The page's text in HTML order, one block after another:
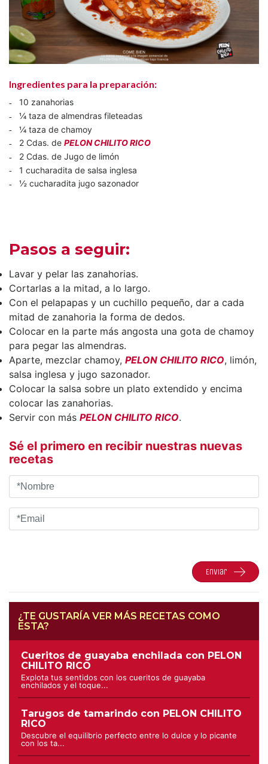
Ingredientes para la preparación:
10 zanahorias
¼ taza de almendras fileteadas
¼ taza de chamoy
2 Cdas. de PELON CHILITO RICO
2 Cdas. de Jugo de limón
1 cucharadita de salsa inglesa
½ cucharadita jugo sazonador
Pasos a seguir:
Lavar y pelar las zanahorias.
Cortarlas a la mitad, a lo largo.
Con el pelapapas y un cuchillo pequeño, dar a cada
mitad de zanahoria la forma de dedos.
Colocar en la parte más angosta una gota de chamoy
para pegar las almendras.
Aparte, mezclar chamoy, PELON CHILITO RICO, limón,
salsa inglesa y jugo sazonador.
Colocar la salsa sobre un plato extendido y encima
colocar las zanahorias.
Servir con más PELON CHILITO RICO.
Sé el primero en recibir nuestras nuevas
recetas
Enviar
¿TE GUSTARÍA VER MÁS RECETAS COMO
ESTA?
Cueritos de guayaba enchilada con PELON
CHILITO RICO
Explota tus sentidos con los cueritos de guayaba
enchilados y el toque...
Tarugos de tamarindo con PELON CHILITO
RICO
Descubre el equilibrio perfecto entre lo dulce y lo picante
con los ta...